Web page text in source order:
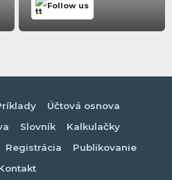
Follow us
Účtová osnova
Slovník
Kalkulačky
Registrácia
Publikovanie